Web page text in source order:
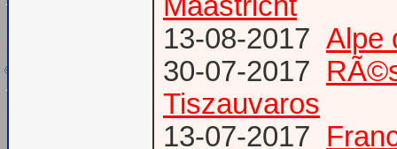
13-08-2017 Alpe
30-07-2017
Tiszauvaros
13-07-2017